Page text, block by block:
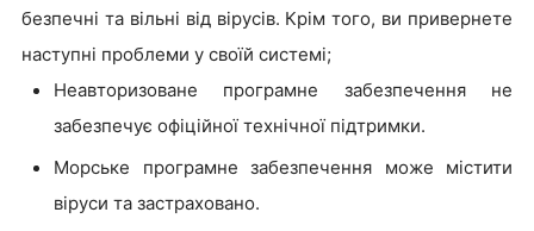
безпечні та вільні від вірусів. Крім того, ви привернете
наступні проблеми у своїй системі;
Неавторизоване програмне забезпечення не
забезпечує офіційної технічної підтримки.
Морське програмне забезпечення може містити
віруси та застраховано.